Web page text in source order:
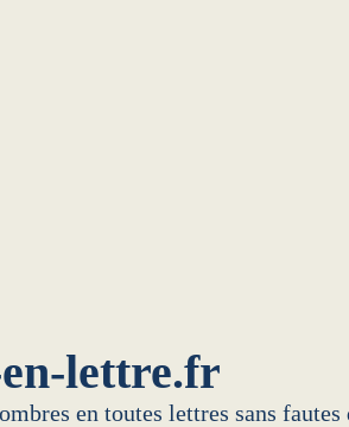
lettre.fr
en toutes lettres sans